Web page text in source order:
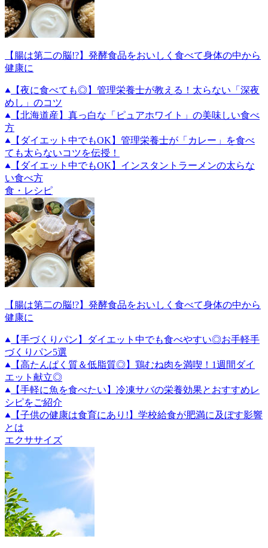
【腸は第二の脳!?】発酵食品をおいしく食べて身体の中から
健康に
【夜に食べても◎】管理栄養士が教える！太らない「深夜
めし」のコツ
【北海道産】真っ白な「ピュアホワイト」の美味しい食べ
方
【ダイエット中でもOK】管理栄養士が「カレー」を食べ
ても太らないコツを伝授！
【ダイエット中でもOK】インスタントラーメンの太らな
い食べ方
食・レシピ
【腸は第二の脳!?】発酵食品をおいしく食べて身体の中から
健康に
【手づくりパン】ダイエット中でも食べやすい◎お手軽手
づくりパン5選
【高たんぱく質＆低脂質◎】鶏むね肉を満喫！1週間ダイ
エット献立◎
【手軽に魚を食べたい】冷凍サバの栄養効果とおすすめレ
シピをご紹介
【子供の健康は食育にあり!】学校給食が肥満に及ぼす影響
とは
エクササイズ